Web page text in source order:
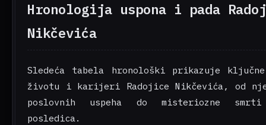
Hronologija uspona i pada
Nikčevića
Sledeća tabela hronološki prikazuje
životu i karijeri Radojice Nikčevića, od
poslovnih uspeha do misteriozne
posledica.